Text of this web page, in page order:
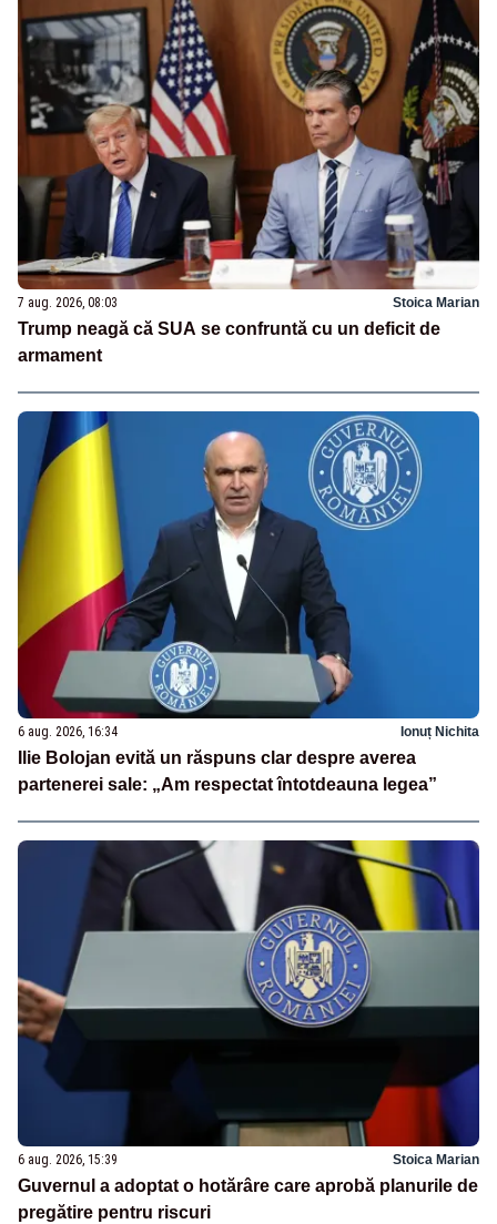
7 aug. 2026, 08:03 Stoica Marian
Trump neagă că SUA se confruntă cu un deficit de
armament
6 aug. 2026, 16:34 Ionuț Nichita
Ilie Bolojan evită un răspuns clar despre averea
partenerei sale: „Am respectat întotdeauna legea”
6 aug. 2026, 15:39 Stoica Marian
Guvernul a adoptat o hotărâre care aprobă planurile de
pregătire pentru riscuri